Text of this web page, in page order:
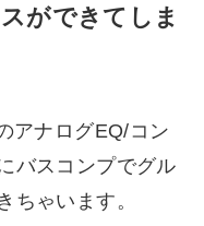
ができてしま
アナログEQ/コン
バスコンプでグル
ちゃいます。